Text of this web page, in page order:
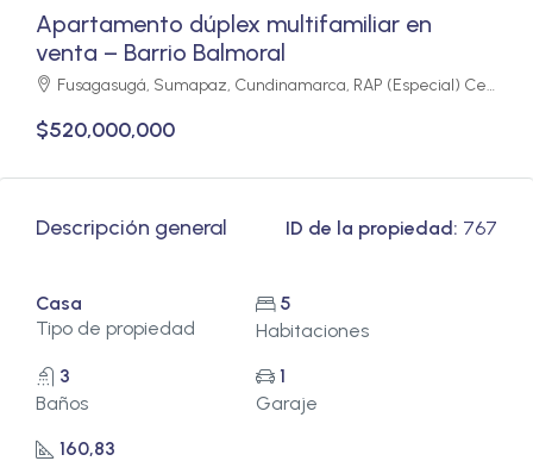
Apartamento dúplex multifamiliar en
venta – Barrio Balmoral
Fusagasugá, Sumapaz, Cundinamarca, RAP (Especial) Central, Colombia
$520,000,000
Descripción general ID de la propiedad: 767
Casa
Tipo de propiedad
5
Habitaciones
3
Baños
1
Garaje
160,83